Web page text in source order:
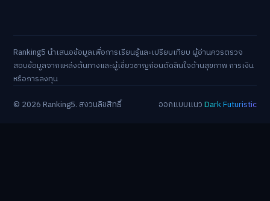
Ranking5 นำเสนอข้อมูลเพื่อการเรียนรู้และเปรียบเทียบ ผู้อ่านควรตรวจ
สอบข้อมูลจากแหล่งต้นทางและผู้เชี่ยวชาญก่อนตัดสินใจด้านสุขภาพ การเงิน
หรือการลงทุน
© 2026 Ranking5. สงวนลิขสิทธิ์
ออกแบบแนวDark Futuristic